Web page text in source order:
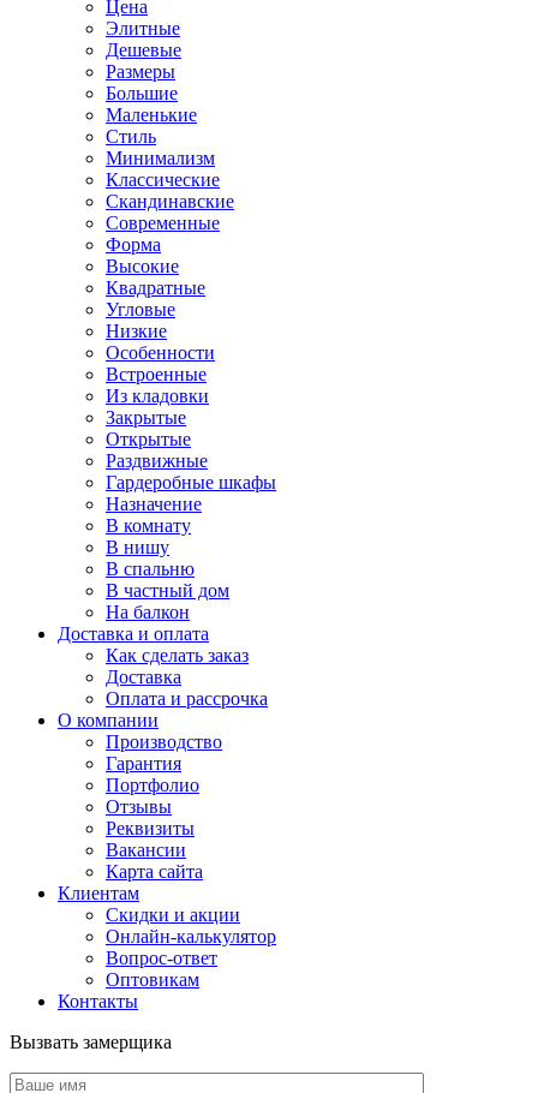
Цена
Элитные
Дешевые
Размеры
Большие
Маленькие
Стиль
Минимализм
Классические
Скандинавские
Современные
Форма
Высокие
Квадратные
Угловые
Низкие
Особенности
Встроенные
Из кладовки
Закрытые
Открытые
Раздвижные
Гардеробные шкафы
Назначение
В комнату
В нишу
В спальню
В частный дом
На балкон
Доставка и оплата
Как сделать заказ
Доставка
Оплата и рассрочка
О компании
Производство
Гарантия
Портфолио
Отзывы
Реквизиты
Вакансии
Карта сайта
Клиентам
Скидки и акции
Онлайн-калькулятор
Вопрос-ответ
Оптовикам
Контакты
Вызвать замерщика